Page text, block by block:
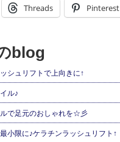
Threads Pinterest
blog
シュリフトで上向きに↑
ル♪
で足元のおしゃれを☆彡
小限に♪ケラチンラッシュリフト↑